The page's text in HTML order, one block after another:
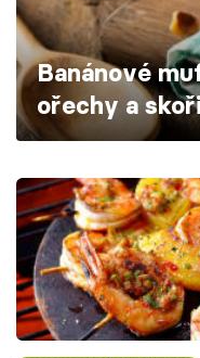
Škola vaření
Recepty z TV
Speciál: Cuketa
Těhotnej kuchař
Sledujte prima+
Přihlášení
Banánové
ořechy a